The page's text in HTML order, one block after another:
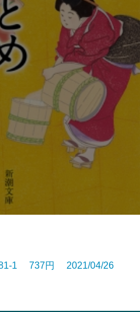
1 737円 2021/04/26